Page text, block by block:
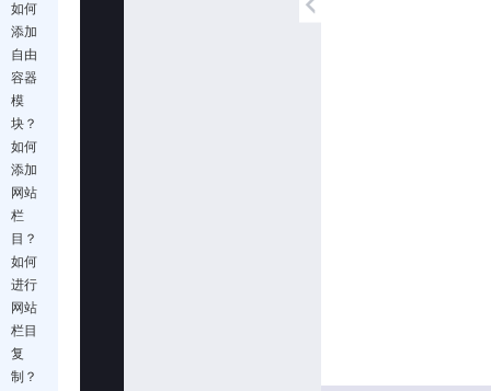
如何
添加
自由
容器
模
块？
如何
添加
网站
栏
目？
如何
进行
网站
栏目
复
制？